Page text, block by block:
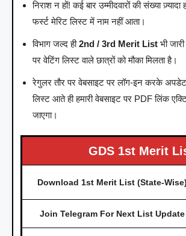
निराश न हों! कई बार उम्मीदवारों की संख्या
फर्स्ट मेरिट लिस्ट में नाम नहीं आता।
विभाग जल्द ही2nd / 3rd Merit List भी
पर वेटिंग लिस्ट वाले छात्रों को मौका मिलता है।
रेगुलर तौर पर वेबसाइट पर लॉग-इन करके
लिस्ट आते ही हमारी वेबसाइट पर PDF लिंक
जाएगा।
GDS 1st Merit
Download 1st Merit List (State-Wise)
Join Telegram For Next List Update